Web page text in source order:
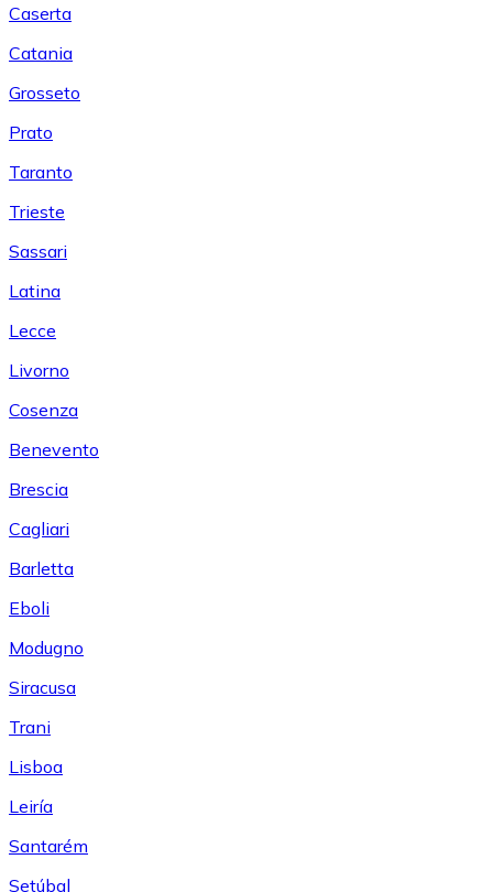
Caserta
Catania
Grosseto
Prato
Taranto
Trieste
Sassari
Latina
Lecce
Livorno
Cosenza
Benevento
Brescia
Cagliari
Barletta
Eboli
Modugno
Siracusa
Trani
Lisboa
Leiría
Santarém
Setúbal